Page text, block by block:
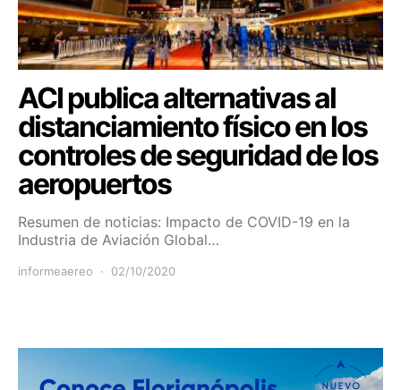
ACI publica alternativas al
distanciamiento físico en los
controles de seguridad de los
aeropuertos
Resumen de noticias: Impacto de COVID-19 en la
Industria de Aviación Global…
informeaereo 02/10/2020